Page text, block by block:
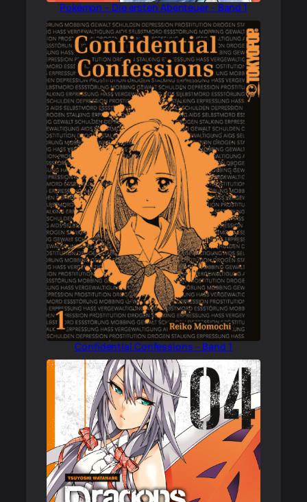
Pokémon – Die ersten Abenteuer – Band 1
Confidential Confessions – Band 1